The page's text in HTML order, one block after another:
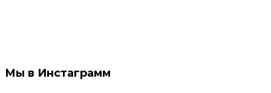
Мы в Инстаграмм